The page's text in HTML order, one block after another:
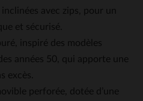
avec zips, pour un
et sécurisé.
inspiré des modèles
années 50, qui apporte une
excès.
perforée, dotée d’une